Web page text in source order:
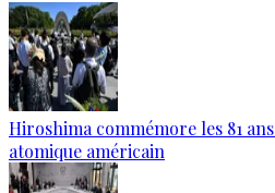
Hiroshima commémore les 81
atomique américain